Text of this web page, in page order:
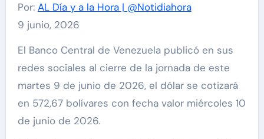
Por: AL Día y a la Hora | @Notidiahora
9 junio, 2026
El Banco Central de Venezuela publicó en sus
redes sociales al cierre de la jornada de este
martes 9 de junio de 2026, el dólar se cotizará
en 572,67 bolívares con fecha valor miércoles 10
de junio de 2026.